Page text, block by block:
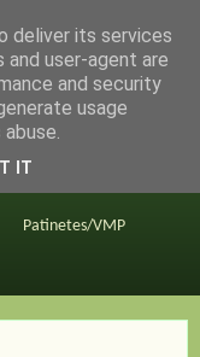
consejos
Patinetes/VMP
deliver its services
and user-agent are
and security
usage
IT